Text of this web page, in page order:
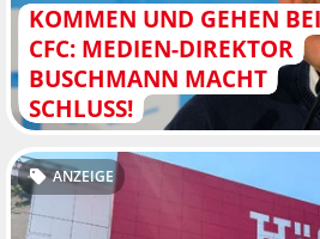
KOMMEN UND GEHEN
CFC: MEDIEN-DIREKTOR
BUSCHMANN MACHT
SCHLUSS!
ANZEIGE